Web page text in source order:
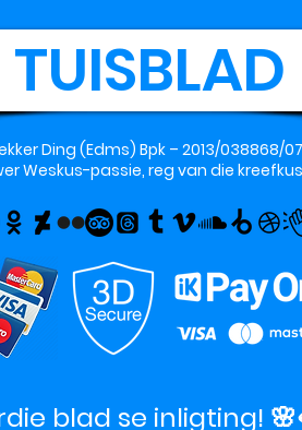
TUISBLAD
Ding (Edms) Bpk – 2013/038868/
Weskus-passie, reg van die
blad se inligting!